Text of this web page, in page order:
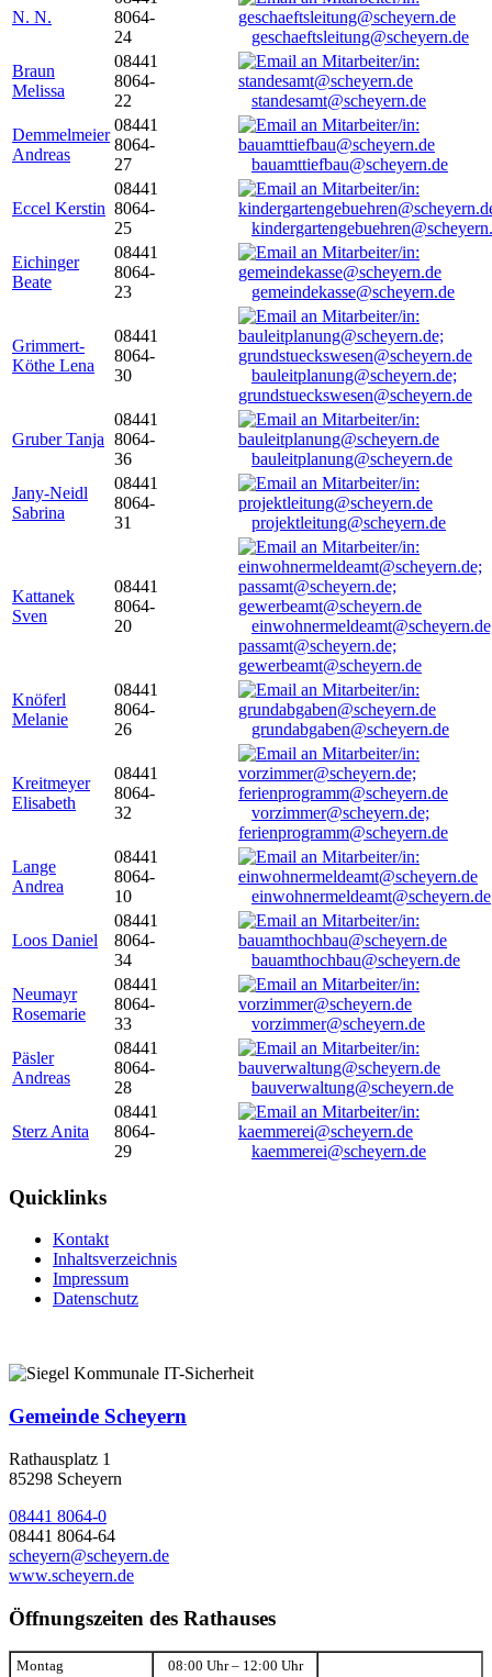
N. N.
8064-
24
geschaeftsleitung@scheyern.de
Braun
Melissa
08441
8064-
22
standesamt@scheyern.de
Demmelmeier
Andreas
08441
8064-
27
bauamttiefbau@scheyern.de
Eccel Kerstin
08441
8064-
25
Eichinger
Beate
08441
8064-
23
gemeindekasse@scheyern.de
Grimmert-
Köthe Lena
08441
8064-
30
bauleitplanung@scheyern.de;
grundstueckswesen@scheyern.de
Gruber Tanja
08441
8064-
36
bauleitplanung@scheyern.de
Jany-Neidl
Sabrina
08441
8064-
31
projektleitung@scheyern.de
Kattanek
Sven
08441
8064-
20
passamt@scheyern.de;
gewerbeamt@scheyern.de
Knöferl
Melanie
08441
8064-
26
grundabgaben@scheyern.de
Kreitmeyer
Elisabeth
08441
8064-
32
vorzimmer@scheyern.de;
ferienprogramm@scheyern.de
Lange
Andrea
08441
8064-
10
einwohnermeldeamt@scheyern.de
Loos Daniel
08441
8064-
34
bauamthochbau@scheyern.de
Neumayr
Rosemarie
08441
8064-
33
vorzimmer@scheyern.de
Päsler
Andreas
08441
8064-
28
bauverwaltung@scheyern.de
Sterz Anita
08441
8064-
29
kaemmerei@scheyern.de
Quicklinks
Kontakt
Inhaltsverzeichnis
Impressum
Datenschutz
Gemeinde Scheyern
Rathausplatz 1
85298 Scheyern
08441 8064-0
08441 8064-64
scheyern@scheyern.de
www.scheyern.de
Öffnungszeiten des Rathauses
Montag 08:00 Uhr – 12:00 Uhr